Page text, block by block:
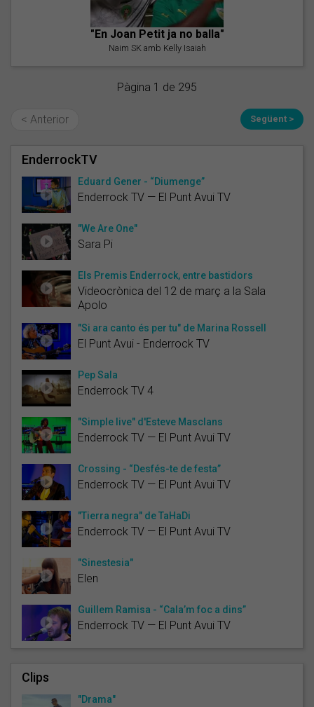
"En Joan Petit ja no balla"
Naim SK amb Kelly Isaiah
Pàgina 1 de 295
< Anterior Següent >
EnderrockTV
Eduard Gener - “Diumenge”
Enderrock TV — El Punt Avui TV
"We Are One"
Sara Pi
Els Premis Enderrock, entre bastidors
Videocrònica del 12 de març a la Sala
Apolo
"Si ara canto és per tu" de Marina Rossell
El Punt Avui - Enderrock TV
Pep Sala
Enderrock TV 4
"Simple live" d'Esteve Masclans
Enderrock TV — El Punt Avui TV
Crossing - “Desfés-te de festa”
Enderrock TV — El Punt Avui TV
"Tierra negra" de TaHaDi
Enderrock TV — El Punt Avui TV
"Sinestesia"
Elen
Guillem Ramisa - “Cala’m foc a dins”
Enderrock TV — El Punt Avui TV
Clips
"Drama"